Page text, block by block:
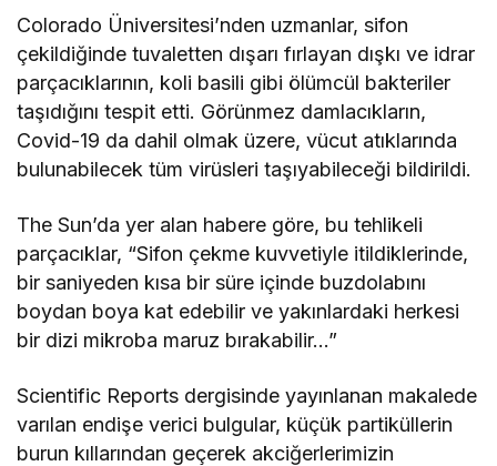
Colorado Üniversitesi’nden uzmanlar, sifon
çekildiğinde tuvaletten dışarı fırlayan dışkı ve idrar
parçacıklarının, koli basili gibi ölümcül bakteriler
taşıdığını tespit etti. Görünmez damlacıkların,
Covid-19 da dahil olmak üzere, vücut atıklarında
bulunabilecek tüm virüsleri taşıyabileceği bildirildi.
The Sun’da yer alan habere göre, bu tehlikeli
parçacıklar, “Sifon çekme kuvvetiyle itildiklerinde,
bir saniyeden kısa bir süre içinde buzdolabını
boydan boya kat edebilir ve yakınlardaki herkesi
bir dizi mikroba maruz bırakabilir…”
Scientific Reports dergisinde yayınlanan makalede
varılan endişe verici bulgular, küçük partiküllerin
burun kıllarından geçerek akciğerlerimizin